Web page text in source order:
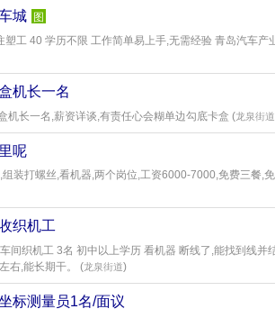
城
图
塑工 40 学历不限 工作简单易上手,无需经验 青岛汽车
机长一名
机长一名,薪资详谈,有责任心会糊单边勾底卡盒 (龙泉街道
呢
组装打螺丝,看机器,两个岗位,工资6000-7000,免费三餐,
织机工
间织机工 3名 初中以上学历 看机器 断线了,能找到线
右,能长期干。 (龙泉街道)
标测量员1名/面议